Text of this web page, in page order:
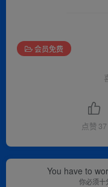
会员免费
点赞 37
You have to
你必须十